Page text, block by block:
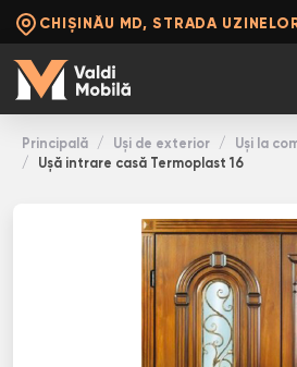
CHIȘINĂU MD, STRADA
Principală Uși de exterior
Uși la
Ușă intrare casă Termoplast 16